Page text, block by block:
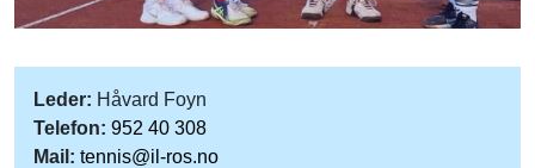
Leder: Håvard Foyn
Telefon: 952 40 308
Mail: tennis@il-ros.no